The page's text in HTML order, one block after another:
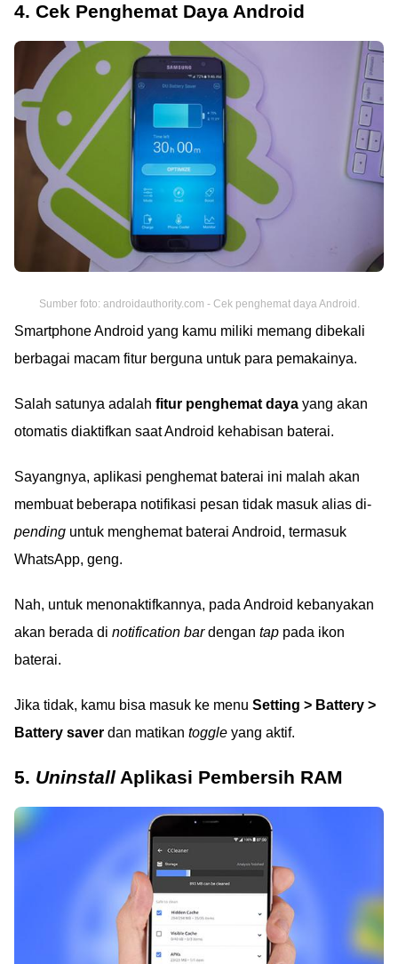
4. Cek Penghemat Daya Android
Sumber foto: androidauthority.com - Cek penghemat daya Android.
Smartphone Android yang kamu miliki memang dibekali
berbagai macam fitur berguna untuk para pemakainya.
Salah satunya adalah fitur penghemat daya yang akan
otomatis diaktifkan saat Android kehabisan baterai.
Sayangnya, aplikasi penghemat baterai ini malah akan
membuat beberapa notifikasi pesan tidak masuk alias di-
pending untuk menghemat baterai Android, termasuk
WhatsApp, geng.
Nah, untuk menonaktifkannya, pada Android kebanyakan
akan berada di notification bardengan tap pada ikon
baterai.
Jika tidak, kamu bisa masuk ke menu Setting > Battery >
Battery saver dan matikan toggle yang aktif.
5. Uninstall Aplikasi Pembersih RAM